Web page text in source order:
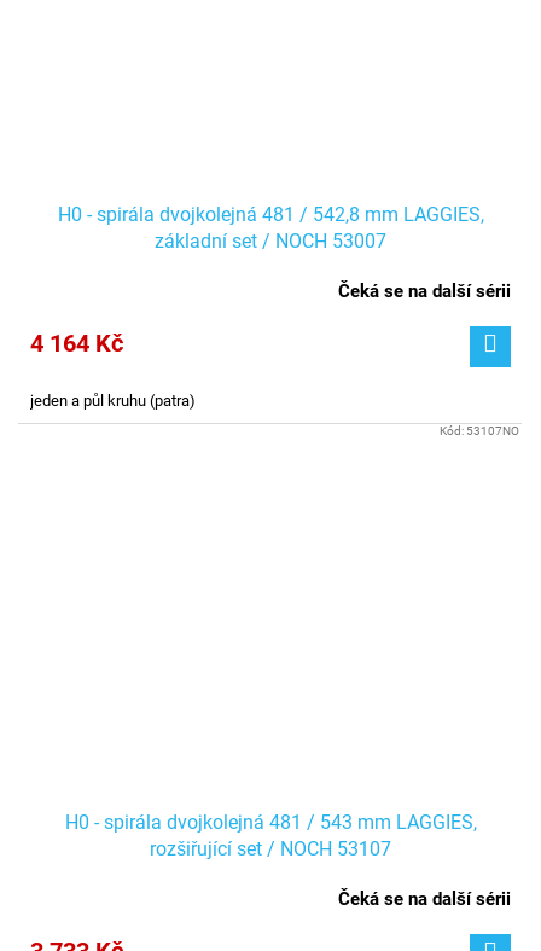
H0 - spirála dvojkolejná 481 / 542,8 mm LAGGIES,
základní set / NOCH 53007
Čeká se na další sérii
4 164 Kč
jeden a půl kruhu (patra)
H0 - spirála dvojkolejná 481 / 543 mm LAGGIES,
rozšiřující set / NOCH 53107
Čeká se na další sérii
Kód: 53107NO